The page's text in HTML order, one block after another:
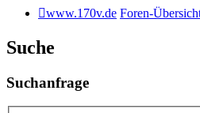
www.170v.de Foren-
Suche
Suchanfrage